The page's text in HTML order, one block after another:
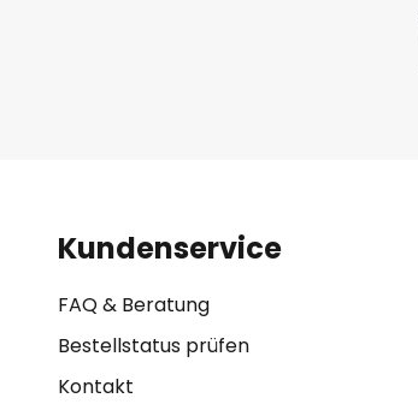
Kundenservice
FAQ & Beratung
Bestellstatus prüfen
Kontakt